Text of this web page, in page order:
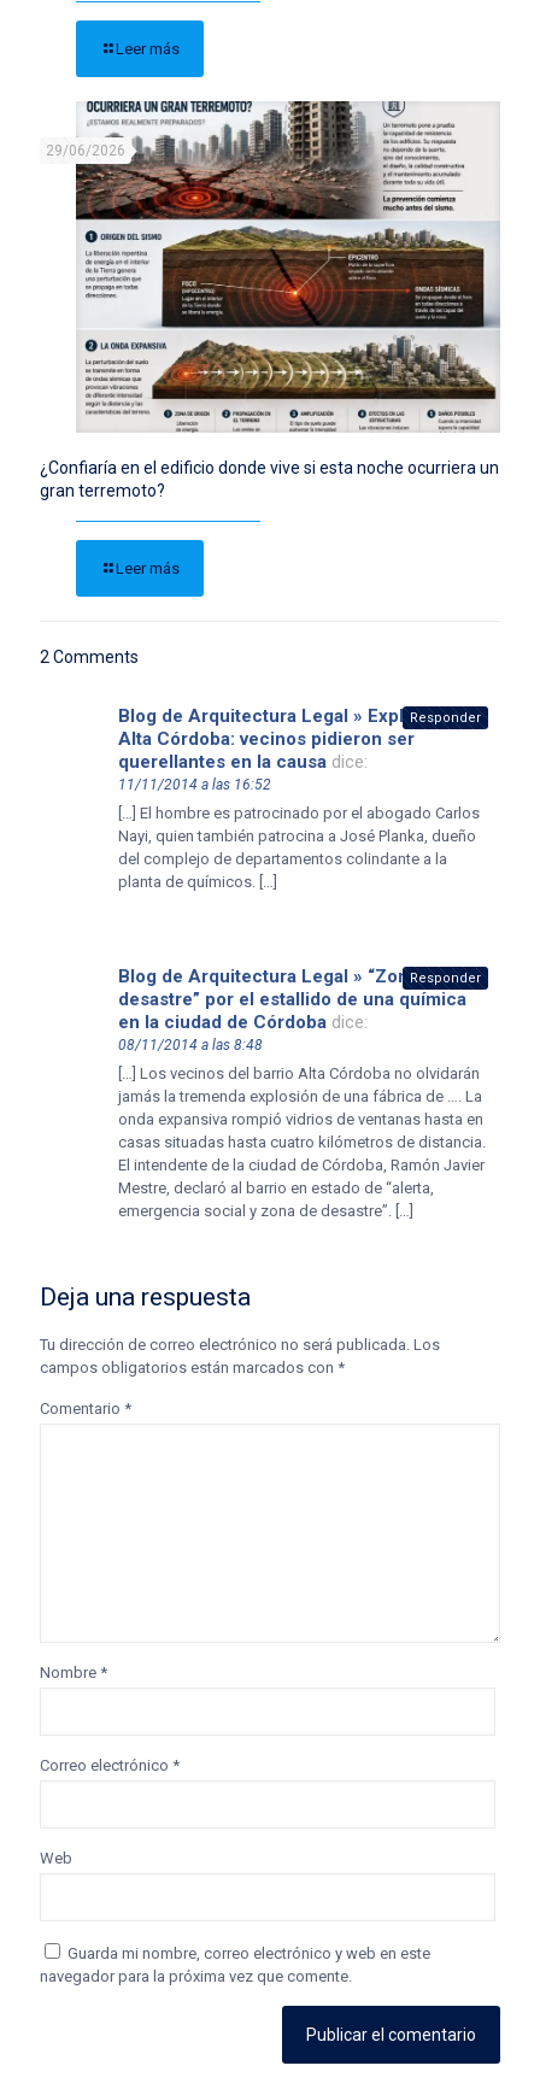
Leer más
29/06/2026
¿Confiaría en el edificio donde vive si esta noche ocurriera un
gran terremoto?
Leer más
2 Comments
Blog de Arquitectura Legal » Explosión en
Alta Córdoba: vecinos pidieron ser
querellantes en la causa dice:
11/11/2014 a las 16:52
[…] El hombre es patrocinado por el abogado Carlos
Nayi, quien también patrocina a José Planka, dueño
del complejo de departamentos colindante a la
planta de químicos. […]
Responder
Blog de Arquitectura Legal » “Zona de
desastre” por el estallido de una química
en la ciudad de Córdoba dice:
08/11/2014 a las 8:48
[…] Los vecinos del barrio Alta Córdoba no olvidarán
jamás la tremenda explosión de una fábrica de …. La
onda expansiva rompió vidrios de ventanas hasta en
casas situadas hasta cuatro kilómetros de distancia.
El intendente de la ciudad de Córdoba, Ramón Javier
Mestre, declaró al barrio en estado de “alerta,
emergencia social y zona de desastre”. […]
Responder
Deja una respuesta
Tu dirección de correo electrónico no será publicada. Los
campos obligatorios están marcados con *
Comentario *
Nombre *
Correo electrónico *
Web
Guarda mi nombre, correo electrónico y web en este
navegador para la próxima vez que comente.